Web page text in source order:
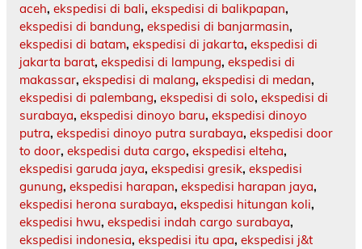
aceh, ekspedisi di bali, ekspedisi di balikpapan,
ekspedisi di bandung, ekspedisi di banjarmasin,
ekspedisi di batam, ekspedisi di jakarta, ekspedisi di
jakarta barat, ekspedisi di lampung, ekspedisi di
makassar, ekspedisi di malang, ekspedisi di medan,
ekspedisi di palembang, ekspedisi di solo, ekspedisi di
surabaya, ekspedisi dinoyo baru, ekspedisi dinoyo
putra, ekspedisi dinoyo putra surabaya, ekspedisi door
to door, ekspedisi duta cargo, ekspedisi elteha,
ekspedisi garuda jaya, ekspedisi gresik, ekspedisi
gunung, ekspedisi harapan, ekspedisi harapan jaya,
ekspedisi herona surabaya, ekspedisi hitungan koli,
ekspedisi hwu, ekspedisi indah cargo surabaya,
ekspedisi indonesia, ekspedisi itu apa, ekspedisi j&t